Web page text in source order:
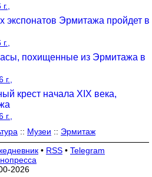
экспонатов Эрмитажа пройдет в
похищенные из Эрмитажа в
крест начала ХIХ века,
:: Музеи :: Эрмитаж
• RSS • Telegram
2026